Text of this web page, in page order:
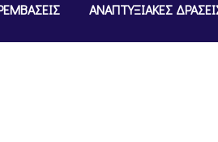
ΑΝΑΠΤΥΞΙΑΚΕΣ